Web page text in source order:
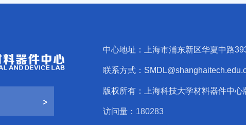
中心地址：上海市浦东新区华夏中路
联系方式：
版权所有：上海科技大学材料器件中心
访问量： 180283